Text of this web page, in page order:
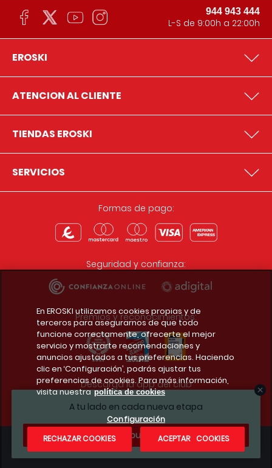
A tu lado en cada nueva etapa
¿Te apuntas?
944 943 444
L-S de 9:00h a 22:00h
EROSKI
ATENCION AL CLIENTE
TIENDAS EROSKI
SERVICIOS
Formas de pago:
Seguridad y confianza:
Premios y reconocimientos:
Descarga la app del club
Condiciones legales
En EROSKI utilizamos cookies propias y de
terceros para asegurarnos de que todo
funcione correctamente, ofrecerte el mejor
servicio y mostrarte recomendaciones y
anuncios ajustados a tus preferencias. Haciendo
clic en ‘Configuración’, podrás ajustar tus
preferencias de cookies. Para más información,
visita nuestra política de cookies
Configuración
RECHAZAR COOKIES
ACEPTAR COOKIES